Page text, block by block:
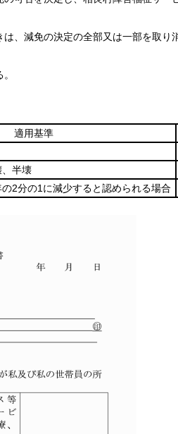
、減免の決定の全部又は一部を取
適用基準
半壊
2分の1に減少すると認められる場合